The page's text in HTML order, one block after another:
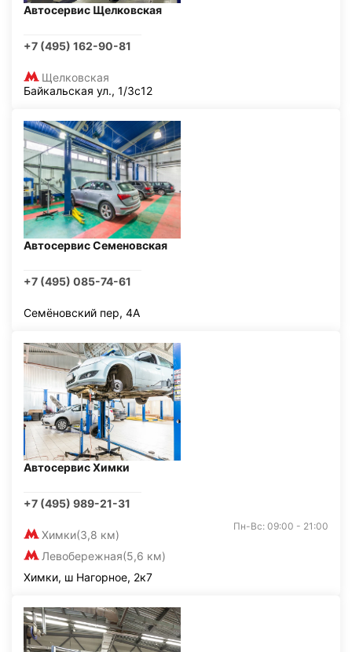
Автосервис Щелковская
+7 (495) 162-90-81
Щелковская
Байкальская ул., 1/3с12
Автосервис Семеновская
+7 (495) 085-74-61
Семёновский пер, 4А
Автосервис Химки
+7 (495) 989-21-31
Химки(3,8 км)
Левобережная(5,6 км)
Пн-Вс: 09:00 - 21:00
Химки, ш Нагорное, 2к7